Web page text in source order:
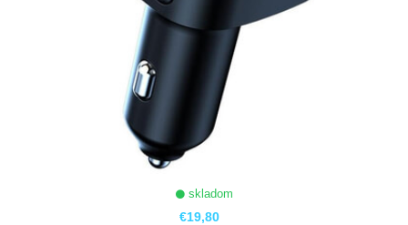
skladom
€19,80